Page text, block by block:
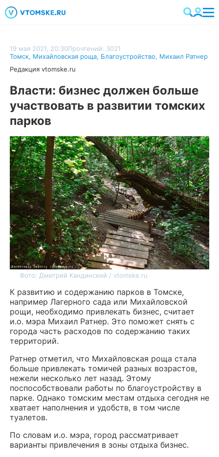
19 мая 2021, 20:30Прочтений: 3021
Томск, Михайловская роща, Благоустройство, Михаил Ратнер
Редакция vtomske.ru
Власти: бизнес должен больше
участвовать в развитии томских
парков
Фото: Дмитрий Кандинский / vtomske.ru
К развитию и содержанию парков в Томске,
например Лагерного сада или Михайловской
рощи, необходимо привлекать бизнес, считает
и.о. мэра Михаил Ратнер. Это поможет снять с
города часть расходов по содержанию таких
территорий.
Ратнер отметил, что Михайловская роща стала
больше привлекать томичей разных возрастов,
нежели несколько лет назад. Этому
поспособствовали работы по благоустройству в
парке. Однако томским местам отдыха сегодня не
хватает наполнения и удобств, в том числе
туалетов.
По словам и.о. мэра, город рассматривает
варианты привлечения в зоны отдыха бизнес.